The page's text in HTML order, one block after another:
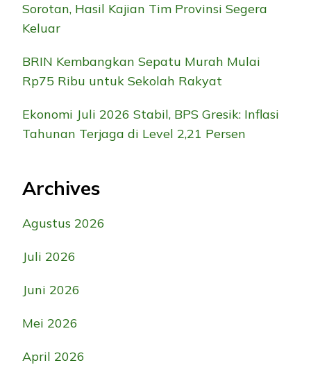
Sorotan, Hasil Kajian Tim Provinsi Segera
Keluar
BRIN Kembangkan Sepatu Murah Mulai
Rp75 Ribu untuk Sekolah Rakyat
Ekonomi Juli 2026 Stabil, BPS Gresik: Inflasi
Tahunan Terjaga di Level 2,21 Persen
Archives
Agustus 2026
Juli 2026
Juni 2026
Mei 2026
April 2026